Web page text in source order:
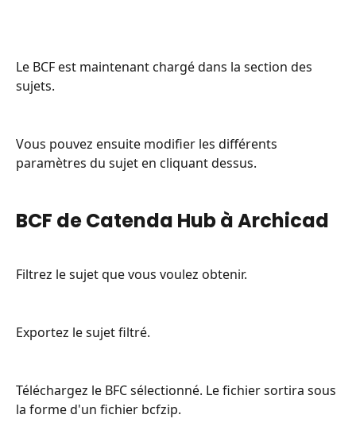
Le BCF est maintenant chargé dans la section des
sujets.
Vous pouvez ensuite modifier les différents
paramètres du sujet en cliquant dessus.
BCF de Catenda Hub à Archicad
Filtrez le sujet que vous voulez obtenir.
Exportez le sujet filtré.
Téléchargez le BFC sélectionné. Le fichier sortira sous
la forme d'un fichier bcfzip.